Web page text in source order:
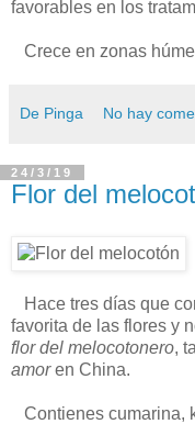
favorables en los
Crece en zonas
De Pinga No hay
24/3/19
Flor del
Hace tres días que
favorita de las flores y
flor del melocotonero,
amoren China.
Contienes cumarina,